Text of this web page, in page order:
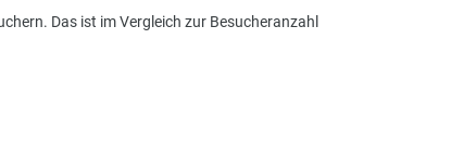
Das ist im Vergleich zur Besucheranzahl